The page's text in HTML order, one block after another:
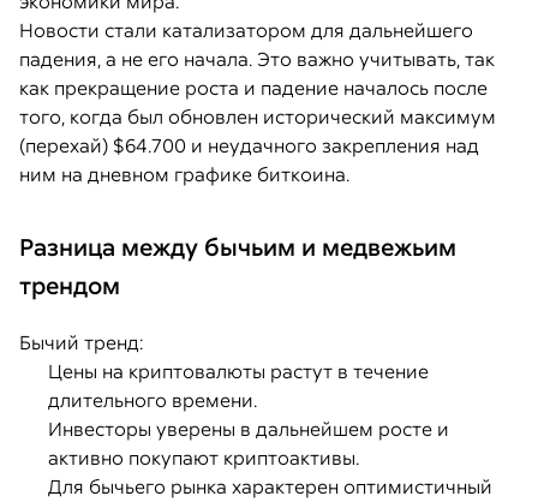
Новости стали катализатором для дальнейшего
падения, а не его начала. Это важно учитывать, так
как прекращение роста и падение началось после
того, когда был обновлен исторический максимум
(перехай) $64.700 и неудачного закрепления над
ним на дневном графике биткоина.
Разница между бычьим и медвежьим
трендом
Бычий тренд:
Цены на криптовалюты растут в течение
длительного времени.
Инвесторы уверены в дальнейшем росте и
активно покупают криптоактивы.
Для бычьего рынка характерен оптимистичный